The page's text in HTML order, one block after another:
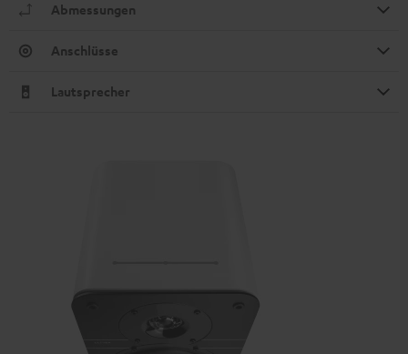
Abmessungen
Anschlüsse
Lautsprecher